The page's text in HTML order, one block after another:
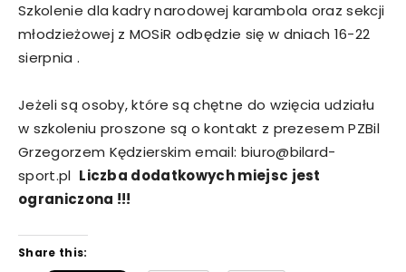
Szkolenie dla kadry narodowej karambola oraz sekcji
młodzieżowej z MOSiR odbędzie się w dniach 16-22
sierpnia .
Jeżeli są osoby, które są chętne do wzięcia udziału
w szkoleniu proszone są o kontakt z prezesem PZBil
Grzegorzem Kędzierskim email: biuro@bilard-
sport.pl Liczba dodatkowych miejsc jest
ograniczona !!!
Share this: